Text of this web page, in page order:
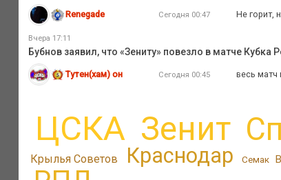
Renegade Сегодня 00:47 Не горит,
Вчера 17:11
Бубнов заявил, что «Зениту» повезло в матче Кубка
Тутен(хам) он Сегодня 00:45 весь матч
ЦСКА Зенит
Крылья Советов Краснодар Семак